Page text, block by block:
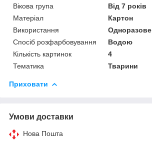
Вікова група
Від 7 років
Матеріал
Картон
Використання
Одноразове
Спосіб розфарбовування
Водою
Кількість картинок
4
Тематика
Тварини
Приховати
Умови доставки
Нова Пошта